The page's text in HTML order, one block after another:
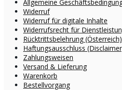
Allgemeine
Widerruf
Widerruf für digitale Inhalte
Widerrufsrecht für
Rücktrittsbelehrung (Österreich)
Haftungsausschluss
Zahlungsweisen
Versand & Lieferung
Warenkorb
Bestellvorgang